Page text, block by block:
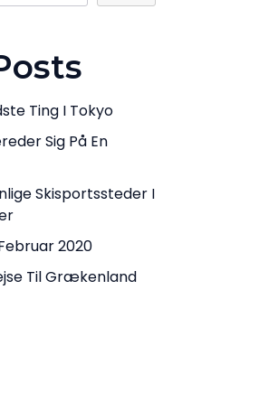
Ting I Tokyo
Sig På En
Skisportssteder I
2020
Til Grækenland